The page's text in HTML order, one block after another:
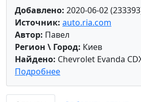
Добавлено: 2020-06-02
Источник: auto.ria.com
Автор: Павел
Регион \ Город: Киев
Найдено: Chevrolet Evanda
Подробнее